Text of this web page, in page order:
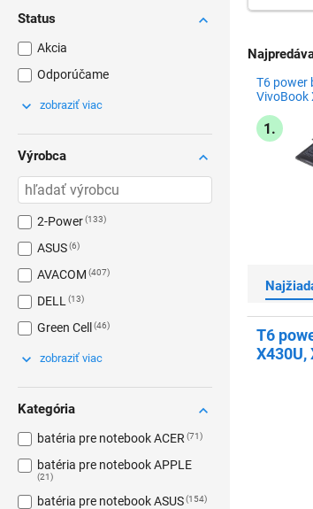
Status
Akcia
Odporúčame
zobraziť viac
Výrobca
2-Power 133
ASUS 6
AVACOM 407
DELL 13
Green Cell 46
zobraziť viac
Kategória
batéria pre notebook ACER 71
batéria pre notebook APPLE
21
batéria pre notebook ASUS 154
1.
T6 power
VivoBook
3650mAh,
T6
X430U,